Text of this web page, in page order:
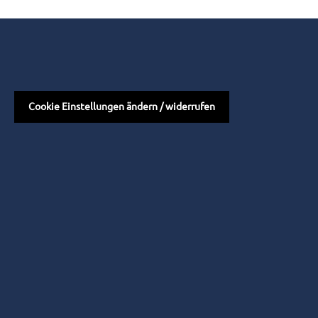
Cookie Einstellungen ändern / widerrufen